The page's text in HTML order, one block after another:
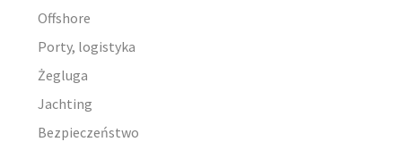
Offshore
Porty, logistyka
Żegluga
Jachting
Bezpieczeństwo